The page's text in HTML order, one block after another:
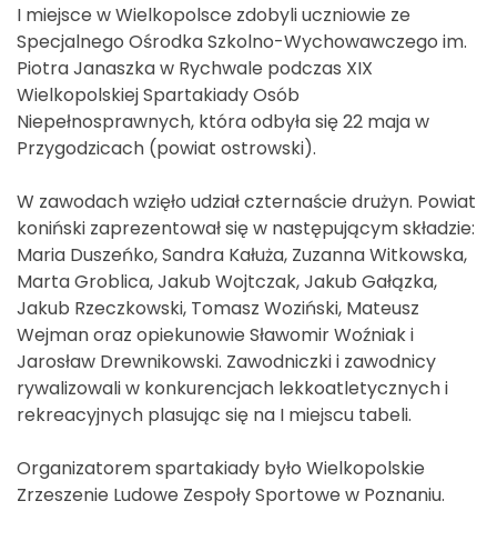
I miejsce w Wielkopolsce zdobyli uczniowie ze
Specjalnego Ośrodka Szkolno-Wychowawczego im.
Piotra Janaszka w Rychwale podczas XIX
Wielkopolskiej Spartakiady Osób
Niepełnosprawnych, która odbyła się 22 maja w
Przygodzicach (powiat ostrowski).
W zawodach wzięło udział czternaście drużyn. Powiat
koniński zaprezentował się w następującym składzie:
Maria Duszeńko, Sandra Kałuża, Zuzanna Witkowska,
Marta Groblica, Jakub Wojtczak, Jakub Gałązka,
Jakub Rzeczkowski, Tomasz Woziński, Mateusz
Wejman oraz opiekunowie Sławomir Woźniak i
Jarosław Drewnikowski. Zawodniczki i zawodnicy
rywalizowali w konkurencjach lekkoatletycznych i
rekreacyjnych plasując się na I miejscu tabeli.
Organizatorem spartakiady było Wielkopolskie
Zrzeszenie Ludowe Zespoły Sportowe w Poznaniu.